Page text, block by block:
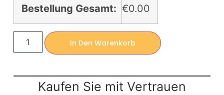
Bestellung Gesamt: €0.00
In Den Warenkorb
Kaufen Sie mit Vertrauen